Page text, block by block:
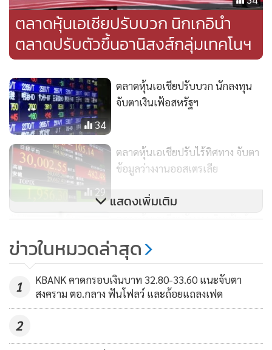
ตลาดหุ้นเอเชียปรับบวก นิกเกอินำ
ตลาดปรับตัวขึ้นอานิสงส์กลุ่มเทคโนฯ
34
ตลาดหุ้นเอเชียปรับบวก นักลงทุน
จับตาเงินเฟ้อสหรัฐฯ
29
ตลาดหุ้นเอเชียปรับไร้ทิศทาง จับตา
ข้อมูลว่างงานออสเตรเลีย
87
ตลาดหุ้นเอเชียปรับลบ เงินเฟ้อค้า
แสดงเพิ่มเติม
ข่าวในหมวดล่าสุด
1
KBANK คาดกรอบเงินบาท 32.80-33.60 แนะจับตา
สงคราม ตอ.กลาง ฟันโฟลว์ และถ้อยแถลงเฟด
2